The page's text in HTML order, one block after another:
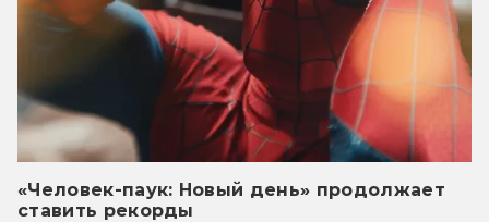
«Человек-паук: Новый день» продолжает
ставить рекорды